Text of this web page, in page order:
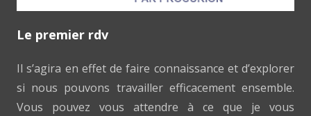
Le premier rdv
Il s’agira en effet de faire connaissance et d’explorer
si nous pouvons travailler efficacement ensemble.
Vous pouvez vous attendre à ce que je vous